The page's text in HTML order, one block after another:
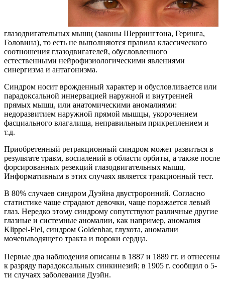
глазодвигательных мышц (законы Шеррингтона, Геринга,
Головина), то есть не выполняются правила классического
соотношения глазодвигателей, обусловленного
естественными нейрофизиологическими явлениями
синергизма и антагонизма.
Синдром носит врожденный характер и обусловливается или
парадоксальной иннервацией наружной и внутренней
прямых мышц, или анатомическими аномалиями:
недоразвитием наружной прямой мышцы, укорочением
фасциального влагалища, неправильным прикреплением и
т.д.
Приобретенный ретракционный синдром может развиться в
результате травм, воспалений в области орбиты, а также после
форсированных резекций глазодвигательных мышц.
Информативным в этих случаях является тракционный тест.
В 80% случаев синдром Дуэйна двустроронний. Согласно
статистике чаще страдают девочки, чаще поражается левый
глаз. Нередко этому синдрому сопутствуют различные другие
глазные и системные аномалии, как например, аномалия
Klippel-Fiel, синдром Goldenhar, глухота, аномалии
мочевыводящего тракта и пороки сердца.
Первые два наблюдения описаны в 1887 и 1889 гг. и отнесены
к разряду парадоксальных синкинезий; в 1905 г. сообщил о 5-
ти случаях заболевания Дуэйн.